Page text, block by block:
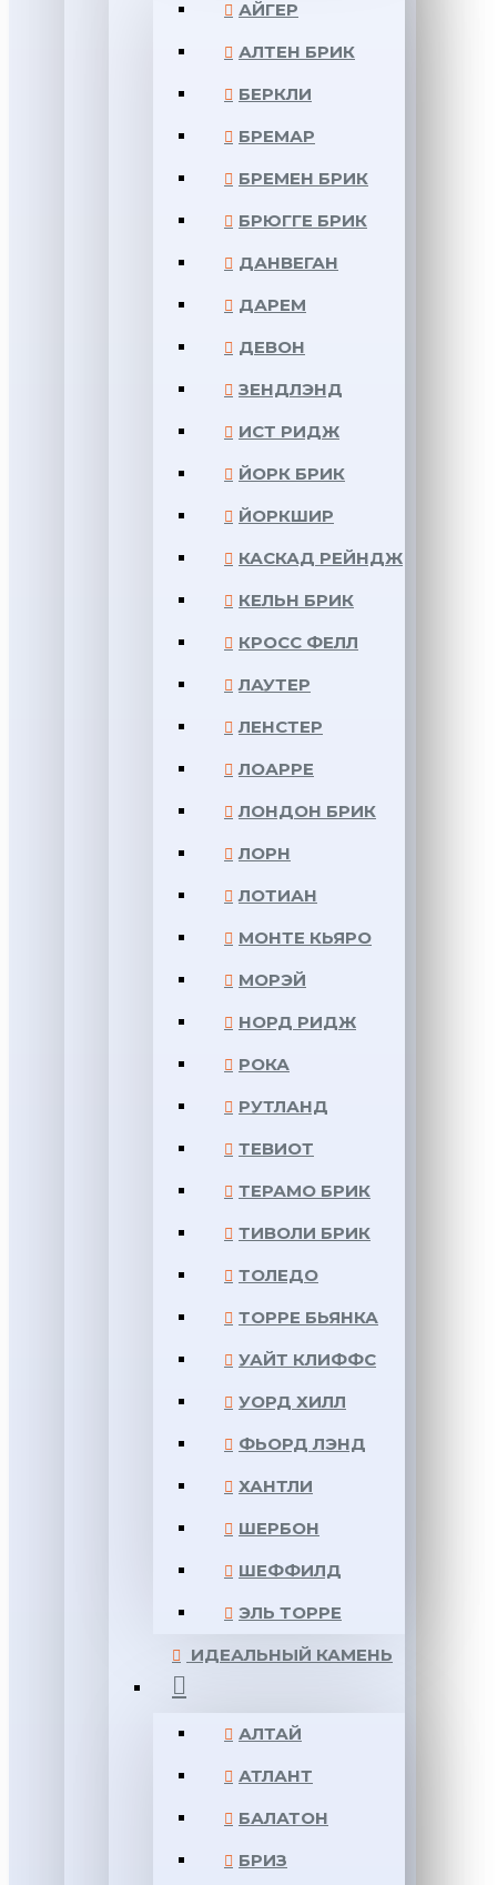
АЙГЕР
АЛТЕН БРИК
БЕРКЛИ
БРЕМАР
БРЕМЕН БРИК
БРЮГГЕ БРИК
ДАНВЕГАН
ДАРЕМ
ДЕВОН
ЗЕНДЛЭНД
ИСТ РИДЖ
ЙОРК БРИК
ЙОРКШИР
КАСКАД РЕЙНДЖ
КЕЛЬН БРИК
КРОСС ФЕЛЛ
ЛАУТЕР
ЛЕНСТЕР
ЛОАРРЕ
ЛОНДОН БРИК
ЛОРН
ЛОТИАН
МОНТЕ КЬЯРО
МОРЭЙ
НОРД РИДЖ
РОКА
РУТЛАНД
ТЕВИОТ
ТЕРАМО БРИК
ТИВОЛИ БРИК
ТОЛЕДО
ТОРРЕ БЬЯНКА
УАЙТ КЛИФФС
УОРД ХИЛЛ
ФЬОРД ЛЭНД
ХАНТЛИ
ШЕРБОН
ШЕФФИЛД
ЭЛЬ ТОРРЕ
ИДЕАЛЬНЫЙ КАМЕНЬ
АЛТАЙ
АТЛАНТ
БАЛАТОН
БРИЗ